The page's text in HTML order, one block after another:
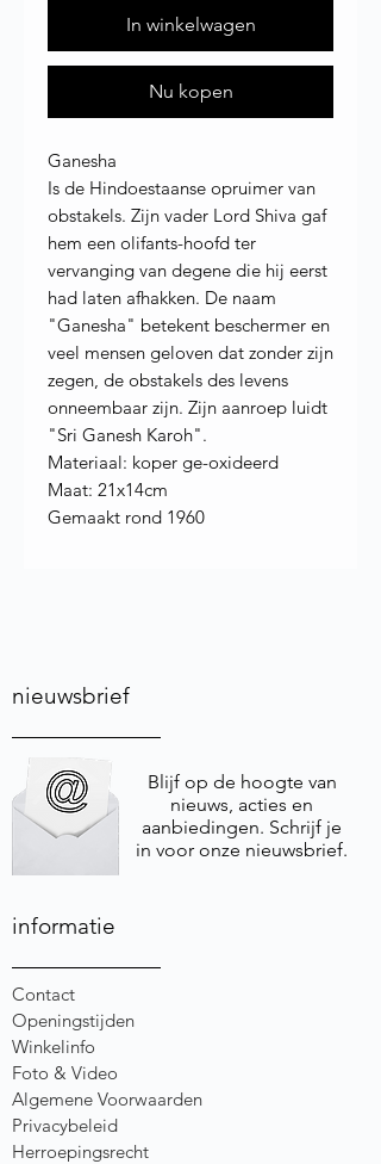
In winkelwagen
Nu kopen
Ganesha
Is de Hindoestaanse opruimer van
obstakels. Zijn vader Lord Shiva gaf
hem een olifants-hoofd ter
vervanging van degene die hij eerst
had laten afhakken. De naam
"Ganesha" betekent beschermer en
veel mensen geloven dat zonder zijn
zegen, de obstakels des levens
onneembaar zijn. Zijn aanroep luidt
"Sri Ganesh Karoh".
Materiaal: koper ge-oxideerd
Maat: 21x14cm
Gemaakt rond 1960
nieuwsbrief
Blijf op de hoogte van
nieuws, acties en
aanbiedingen. Schrijf je
in voor onze nieuwsbrief.
informatie
Contact
Openingstijden
Winkelinfo
Foto & Video
Algemene Voorwaarden
Privacybeleid
Herroepingsrecht